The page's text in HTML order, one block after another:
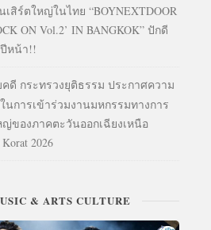
สิร์ตใหญ่ในไทย “BOYNEXTDOOR
ON Vol.2’ IN BANGKOK” ปักดี
ปีหน้า!!
ดี กระทรวงยุติธรรม ประกาศความ
นการเข้าร่วมงานมหกรรมทางการ
ญ่ของภาคตะวันออกเฉียงเหนือ
2026
& ARTS CULTURE